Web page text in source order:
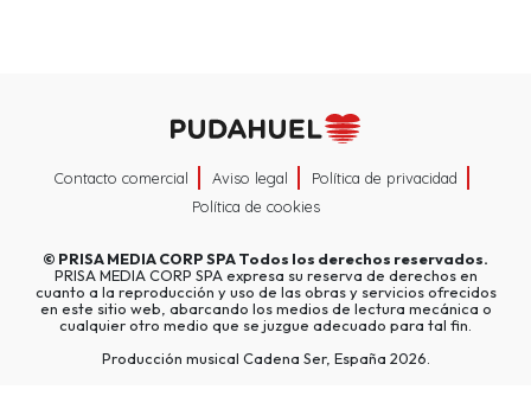
Contacto comercial Aviso legal
Política de privacidad
Política de cookies
© PRISA MEDIA CORP SPATodos los derechos reservados.
PRISA MEDIA CORP SPA expresa su reserva de derechos en
cuanto a la reproducción y uso de las obras y servicios ofrecidos
en este sitio web, abarcando los medios de lectura mecánica o
cualquier otro medio que se juzgue adecuado para tal fin.
Producción musical Cadena Ser, España 2026.